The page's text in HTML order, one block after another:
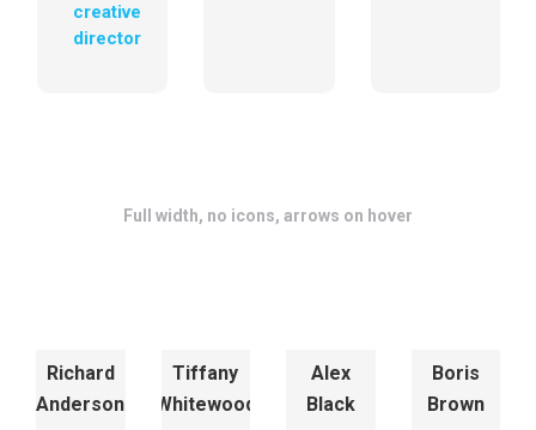
creative
director
Full width, no icons, arrows on hover
Richard
Anderson
Tiffany
Whitewood
Alex
Black
Boris
Brown